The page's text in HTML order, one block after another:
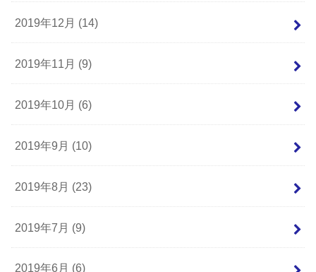
2019年12月 (14)
2019年11月 (9)
2019年10月 (6)
2019年9月 (10)
2019年8月 (23)
2019年7月 (9)
2019年6月 (6)